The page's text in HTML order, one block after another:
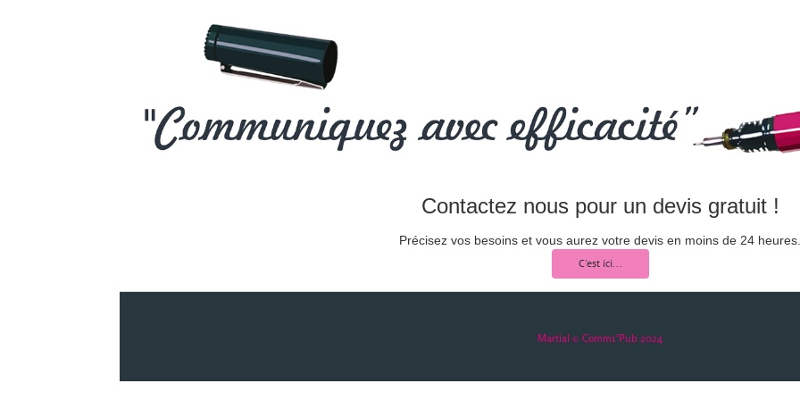
Contactez nous pour un devis gratuit !
Précisez vos besoins et vous aurez votre devis en moins de 24 heures.
C'est ici...
Martial © Comm1'Pub 2024